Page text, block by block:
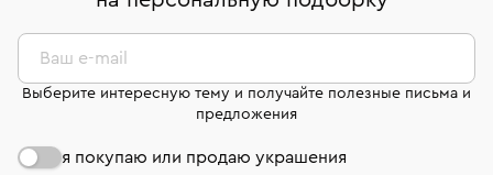
дней на возврат. Детальные условия возврата
комиссионных украшений и часов смотрите на
странице«Возврат украшений»
сертификаты МГУ и других геммологических
лабораторий
Ваш e-mail
Выберите интересную тему и получайте полезные письма и
предложения
я покупаю или продаю украшения